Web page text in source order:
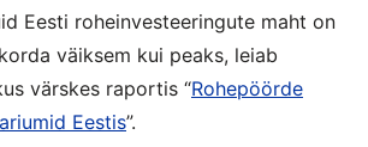
Eesti roheinvesteeringute maht on
väiksem kui peaks, leiab
värskes raportis “Rohepöörde
Eestis”.